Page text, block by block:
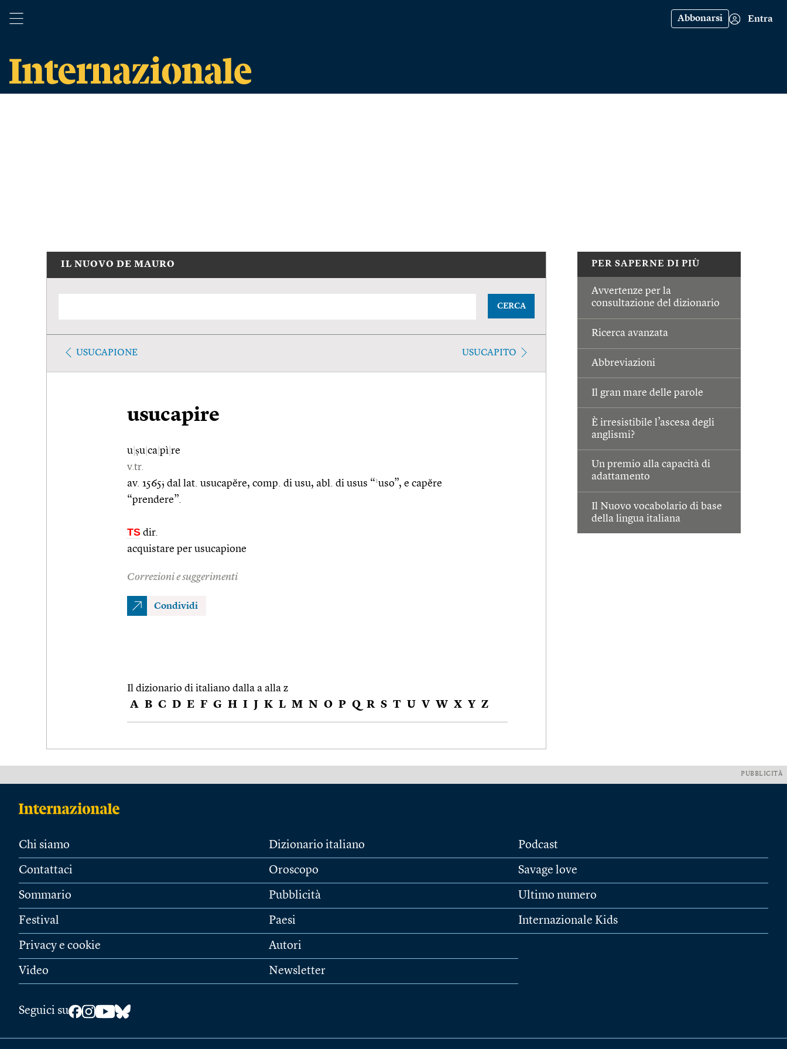
Abbonarsi Entra
PER SAPERNE DI PIÙ
Avvertenze per la
consultazione del dizionario
Ricerca avanzata
Abbreviazioni
Il gran mare delle parole
È irresistibile l’ascesa degli
anglismi?
Un premio alla capacità di
adattamento
Il Nuovo vocabolario di base
della lingua italiana
IL NUOVO DE MAURO
CERCA
USUCAPIONE USUCAPITO
usucapire
u ṣu ca pì re
v.tr.
av. 1565; dal lat. usucapĕre, comp. di usu, abl. di usus “1uso”, e capĕre
“prendere”.
TS dir.
acquistare per usucapione
Correzioni e suggerimenti
Condividi
Il dizionario di italiano dalla a alla z
A B C D E F G H I J K L M N O P Q R S T U V W X Y Z
PUBBLICITÀ
Chi siamo
Contattaci
Sommario
Festival
Privacy e cookie
Video
Dizionario italiano
Oroscopo
Pubblicità
Paesi
Autori
Newsletter
Podcast
Savage love
Ultimo numero
Internazionale Kids
Seguici su